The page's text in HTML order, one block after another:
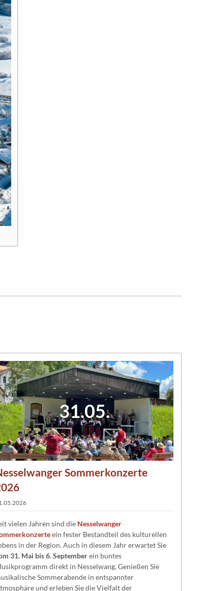
31.05.
Sommerkonzerte
vielen Jahren sind die Nesselwanger
ein fester Bestandteil des kulturellen
in der Region. Auch in diesem Jahr erwartet Sie
31. Mai bis 6. Septemberein buntes
direkt in Nesselwang. Genießen Sie
Sommerabende in entspannter
und erleben Sie die Vielfalt der